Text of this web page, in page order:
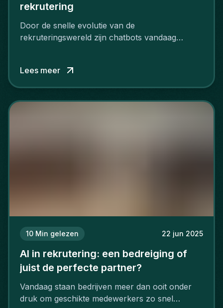
rekrutering
Door de snelle evolutie van de
rekruteringswereld zijn chatbots vandaag
Lees meer
10 Min gelezen 22 jun 2025
AI in rekrutering: een bedreiging of
juist de perfecte partner?
Vandaag staan bedrijven meer dan ooit onder
druk om geschikte medewerkers zo snel